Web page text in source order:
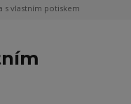
s vlastním potiskem